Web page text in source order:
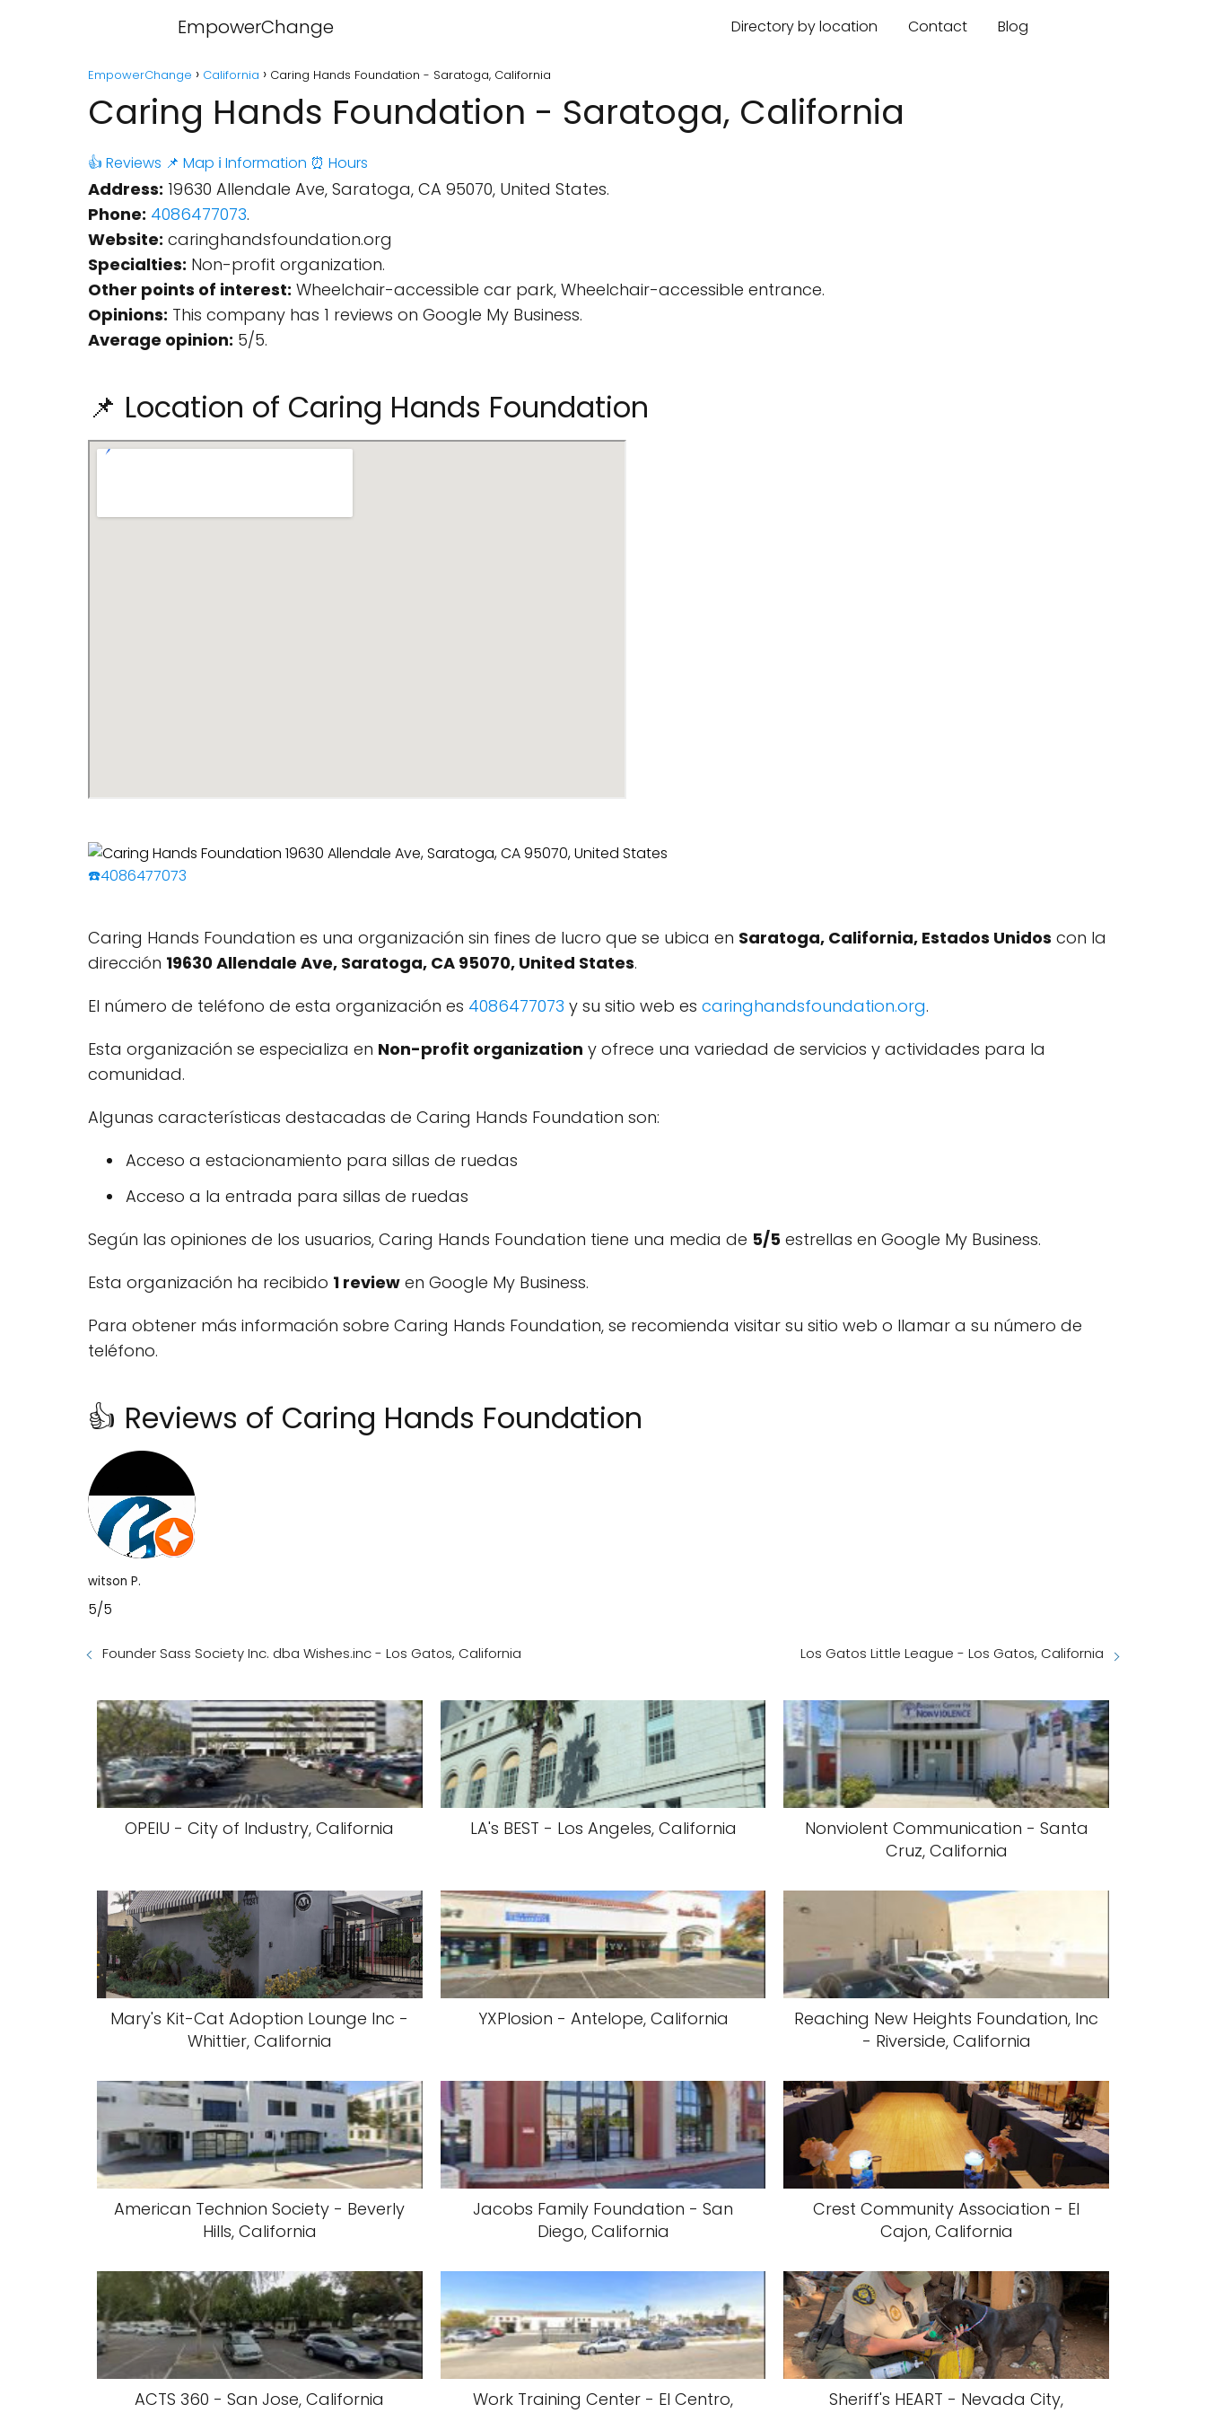
EmpowerChange Directory by location Contact Blog
EmpowerChange California Caring Hands Foundation - Saratoga, California
Caring Hands Foundation - Saratoga, California
👍 Reviews 📌 Map ℹ️ Information ⏰ Hours
Address: 19630 Allendale Ave, Saratoga, CA 95070, United States.
Phone: 4086477073.
Website: caringhandsfoundation.org
Specialties: Non-profit organization.
Other points of interest: Wheelchair-accessible car park, Wheelchair-accessible entrance.
Opinions: This company has 1 reviews on Google My Business.
Average opinion: 5/5.
📌 Location of Caring Hands Foundation
☎️4086477073
Caring Hands Foundation es una organización sin fines de lucro que se ubica en Saratoga, California, Estados Unidos con la
dirección 19630 Allendale Ave, Saratoga, CA 95070, United States.
El número de teléfono de esta organización es 4086477073 y su sitio web es caringhandsfoundation.org.
Esta organización se especializa en Non-profit organization y ofrece una variedad de servicios y actividades para la
comunidad.
Algunas características destacadas de Caring Hands Foundation son:
Acceso a estacionamiento para sillas de ruedas
Acceso a la entrada para sillas de ruedas
Según las opiniones de los usuarios, Caring Hands Foundation tiene una media de 5/5 estrellas en Google My Business.
Esta organización ha recibido 1 review en Google My Business.
Para obtener más información sobre Caring Hands Foundation, se recomienda visitar su sitio web o llamar a su número de
teléfono.
👍 Reviews of Caring Hands Foundation
witson P.
5/5
Founder Sass Society Inc. dba Wishes.inc - Los Gatos, California Los Gatos Little League - Los Gatos, California
OPEIU - City of Industry, California LA's BEST - Los Angeles, California
Nonviolent Communication - Santa
Cruz, California
Mary's Kit-Cat Adoption Lounge Inc -
Whittier, California
YXPlosion - Antelope, California
Reaching New Heights Foundation, Inc
- Riverside, California
American Technion Society - Beverly
Hills, California
Jacobs Family Foundation - San
Diego, California
Crest Community Association - El
Cajon, California
ACTS 360 - San Jose, California
Work Training Center - El Centro,
Sheriff's HEART - Nevada City,